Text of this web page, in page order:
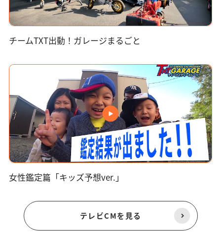
チームTXT出動！ガレージまるごと
女性鑑定篇「キッズ予想ver.」
テレビCMを見る